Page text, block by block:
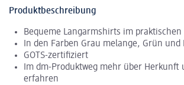
Produktbeschreibung
Bequeme Langarmshirts im praktischen
In den Farben Grau melange, Grün und
GOTS-zertifiziert
Im dm-Produktweg mehr über Herkunft
erfahren